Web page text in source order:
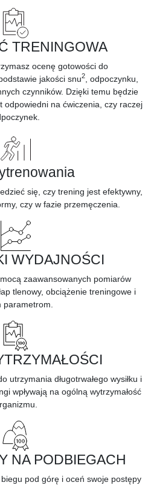
TRENINGOWA
ocenę gotowości do
jakości snu2, odpoczynku,
czynników. Dzięki temu będzie
odpowiedni na ćwiczenia, czy raczej
się, czy trening jest efektywny,
czy w fazie przemęczenia.
WYDAJNOŚCI
zaawansowanych pomiarów
tlenowy, obciążenie treningowe i
parametrom.
utrzymania długotrwałego wysiłku i
wpływają na ogólną wytrzymałość
NA PODBIEGACH
biegu pod górę i oceń swoje postępy